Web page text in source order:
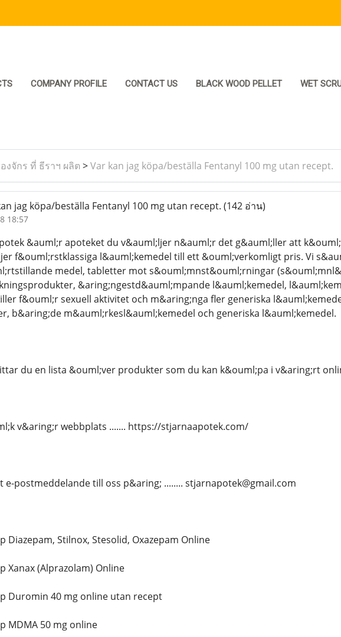
COMPANY PROFILE CONTACT US BLACK WOOD PELLET WET
งจักร ที่ ธีราฯ ผลิต >Var kan jag köpa/beställa Fentanyl 100 mg utan recept.
jag köpa/beställa Fentanyl 100 mg utan recept. (142 อ่าน)
18:57
&auml;r apoteket du v&auml;ljer n&auml;r det g&auml;ller att
f&ouml;rstklassiga l&auml;kemedel till ett &ouml;verkomligt pris. Vi
medel, tabletter mot s&ouml;mnst&ouml;rningar
&aring;ngestd&auml;mpande l&auml;kemedel,
f&ouml;r sexuell aktivitet och m&aring;nga fler generiska
b&aring;de m&auml;rkesl&auml;kemedel och generiska l&auml;kemedel.
du en lista &ouml;ver produkter som du kan k&ouml;pa i v&aring;rt
v&aring;r webbplats ....... https://stjarnaapotek.com/
e-postmeddelande till oss p&aring; ........ stjarnapotek@gmail.com
Diazepam, Stilnox, Stesolid, Oxazepam Online
Xanax (Alprazolam) Online
Duromin 40 mg online utan recept
MDMA 50 mg online